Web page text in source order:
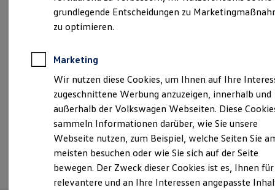
Garantien
Kfz-Versicherung für Nutzfahrzeuge
Restschuldversicherung
Wartungsverträge
Reparatur & Service
Sommer-Special
Reparatur, Pflege & Inspektion
Servicetermin anfragen
Service-Vorteile bei Volkswagen Nutzfahrzeuge
ServicePlus
Economy Service
Räder & Reifen Service
Ersatzfahrzeuge
Notdienst und Pannenhilfe
Software, Konnektivität & Apps
California App
service.ms@vw-al.de
+49 341 25000100
Samstag
08:00-13:00 Uhr
Ansprechpartner
Termin vereinbaren
grundlegende Entscheidungen zu
zu optimieren.
Marketing
Wir nutzen diese Cookies, um Ihnen auf Ihre
zugeschnittene Werbung anzuzeigen, innerhalb und
außerhalb der Volkswagen Webseiten. Diese
sammeln Informationen darüber, wie Sie unsere
Webseite nutzen, zum Beispiel, welche Seiten Sie
meisten besuchen oder wie Sie sich auf der Seite
bewegen. Der Zweck dieser Cookies ist es, Ihnen für
relevantere und an Ihre Interessen angepasste